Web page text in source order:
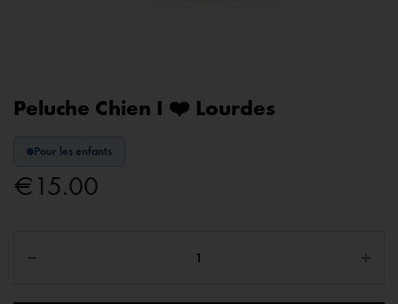
Peluche Chien I ❤️ Lourdes
Pour les enfants
€ 15.00